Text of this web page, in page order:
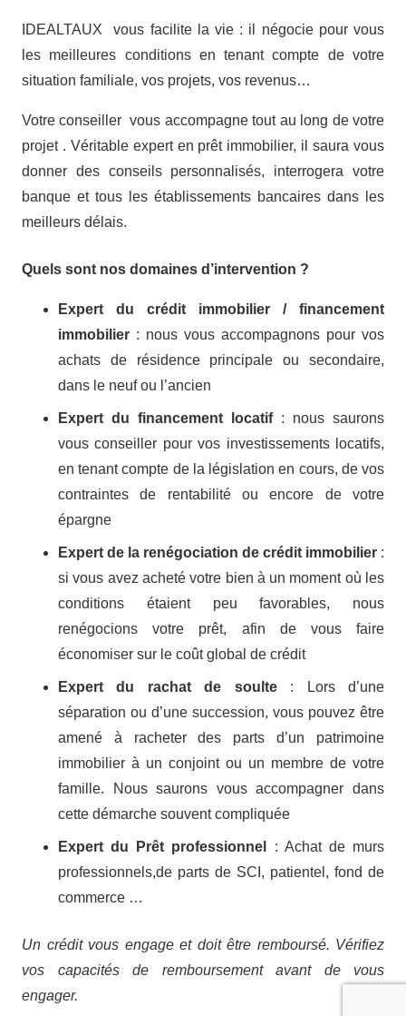
IDEALTAUX vous facilite la vie : il négocie pour vous
les meilleures conditions en tenant compte de votre
situation familiale, vos projets, vos revenus…
Votre conseiller vous accompagne tout au long de votre
projet . Véritable expert en prêt immobilier, il saura vous
donner des conseils personnalisés, interrogera votre
banque et tous les établissements bancaires dans les
meilleurs délais.
Quels sont nos domaines d’intervention ?
Expert du crédit immobilier / financement
immobilier : nous vous accompagnons pour vos
achats de résidence principale ou secondaire,
dans le neuf ou l’ancien
Expert du financement locatif: nous saurons
vous conseiller pour vos investissements locatifs,
en tenant compte de la législation en cours, de vos
contraintes de rentabilité ou encore de votre
épargne
Expert de la renégociation de crédit immobilier :
si vous avez acheté votre bien à un moment où les
conditions étaient peu favorables, nous
renégocions votre prêt, afin de vous faire
économiser sur le coût global de crédit
Expert du rachat de soulte: Lors d’une
séparation ou d’une succession, vous pouvez être
amené à racheter des parts d’un patrimoine
immobilier à un conjoint ou un membre de votre
famille. Nous saurons vous accompagner dans
cette démarche souvent compliquée
Expert du Prêt professionnel
: Achat de murs
professionnels,de parts de SCI, patientel, fond de
commerce …
Un crédit vous engage et doit être remboursé. Vérifiez
vos capacités de remboursement avant de vous
engager.